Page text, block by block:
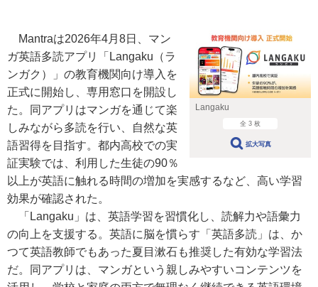
Langaku
全 3 枚
拡大写真
Mantraは2026年4月8日、マン
ガ英語多読アプリ「Langaku（ラ
ンガク）」の教育機関向け導入を
正式に開始し、専用窓口を開設し
た。同アプリはマンガを通じて楽
しみながら多読を行い、自然な英
語習得を目指す。都内高校での実
証実験では、利用した生徒の90％
以上が英語に触れる時間の増加を実感するなど、高い学習
効果が確認された。
「Langaku」は、英語学習を習慣化し、読解力や語彙力
の向上を支援する。英語に脳を慣らす「英語多読」は、か
つて英語教師でもあった夏目漱石も推奨した有効な学習法
だ。同アプリは、マンガという親しみやすいコンテンツを